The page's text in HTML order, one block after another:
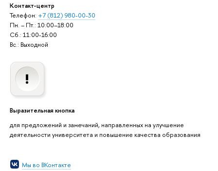
Контакт-центр
Телефон: +7 (812) 980-00-30
Пн. – Пт.: 10:00–18:00
Сб.: 11:00-16:00
Вс.: Выходной
Выразительная кнопка
для предложений и замечаний, направленных на улучшение
деятельности университета и повышение качества образования
Мы во ВКонтакте